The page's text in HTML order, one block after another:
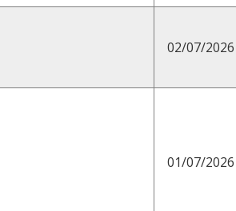
02/07/2026
01/07/2026